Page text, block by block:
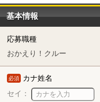
基本情報
応募職種
おかえり！クルー
必須 カナ姓名
セイ：